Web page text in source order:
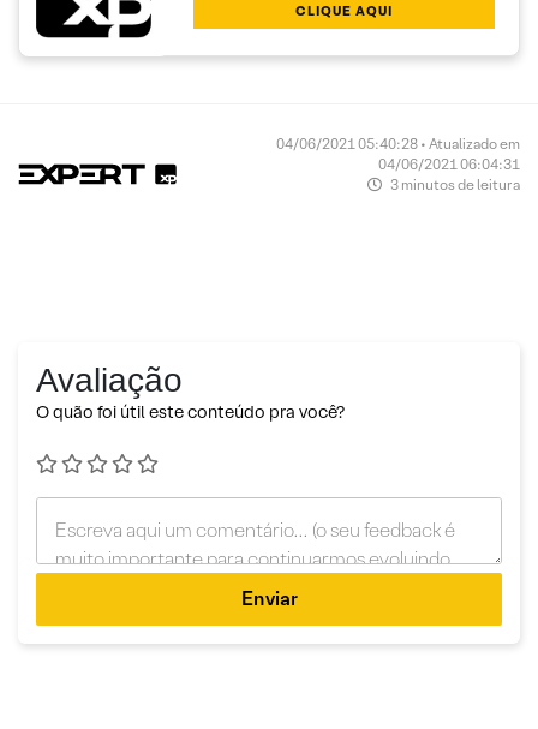
CLIQUE AQUI
04/06/2021 05:40:28 • Atualizado em
04/06/2021 06:04:31
3 minutos de leitura
Avaliação
O quão foi útil este conteúdo pra você?
Enviar